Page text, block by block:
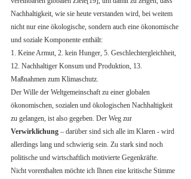
Nachhaltigkeit, wie sie heute verstanden wird, bei weitem
nicht nur eine ökologische, sondern auch eine ökonomische
und soziale Komponente enthält:
1. Keine Armut, 2. kein Hunger, 5. Geschlechtergleichheit,
12. Nachhaltiger Konsum und Produktion, 13.
Maßnahmen zum Klimaschutz.
Der Wille der Weltgemeinschaft zu einer globalen
ökonomischen, sozialen und ökologischen Nachhaltigkeit
zu gelangen, ist also gegeben. Der Weg zur
Verwirklichung – darüber sind sich alle im Klaren - wird
allerdings lang und schwierig sein. Zu stark sind noch
politische und wirtschaftlich motivierte Gegenkräfte.
Nicht vorenthalten möchte ich Ihnen eine kritische Stimme